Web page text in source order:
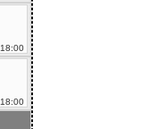
18:00
18:00